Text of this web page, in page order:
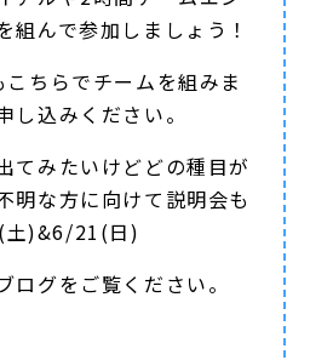
組んで参加しましょう！
ちらでチームを組みま
し込みください。
てみたいけどどの種目が
明な方に向けて説明会も
土)&6/21(日)
ログをご覧ください。